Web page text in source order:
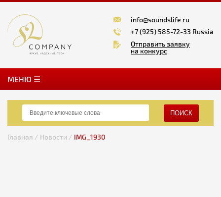
info@soundslife.ru
+7 (925) 585-72-33 Russia
Отправить заявку
на конкурс
MЕНЮ ☰
ПОИСК
Главная / Новости / IMG_1930